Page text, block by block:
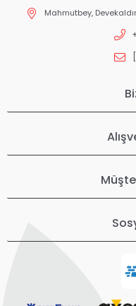
Mahmutbey,